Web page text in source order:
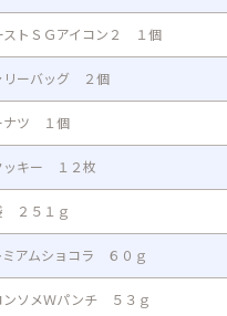
トＳＧアイコン２ １個
リーバッグ ２個
ナツ １個
ッキー １２枚
２５１ｇ
アムショコラ ６０ｇ
ソメＷパンチ ５３ｇ